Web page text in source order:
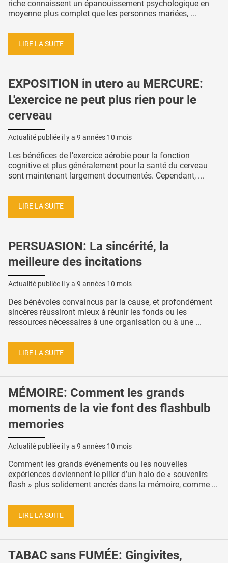
riche connaissent un épanouissement psychologique en
moyenne plus complet que les personnes mariées, ...
LIRE LA SUITE
EXPOSITION in utero au MERCURE:
L'exercice ne peut plus rien pour le
cerveau
Actualité publiée il y a 9 années 10 mois
Les bénéfices de l'exercice aérobie pour la fonction
cognitive et plus généralement pour la santé du cerveau
sont maintenant largement documentés. Cependant, ...
LIRE LA SUITE
PERSUASION: La sincérité, la
meilleure des incitations
Actualité publiée il y a 9 années 10 mois
Des bénévoles convaincus par la cause, et profondément
sincères réussiront mieux à réunir les fonds ou les
ressources nécessaires à une organisation ou à une ...
LIRE LA SUITE
MÉMOIRE: Comment les grands
moments de la vie font des flashbulb
memories
Actualité publiée il y a 9 années 10 mois
Comment les grands événements ou les nouvelles
expériences deviennent le pilier d’un halo de « souvenirs
flash » plus solidement ancrés dans la mémoire, comme ...
LIRE LA SUITE
TABAC sans FUMÉE: Gingivites,